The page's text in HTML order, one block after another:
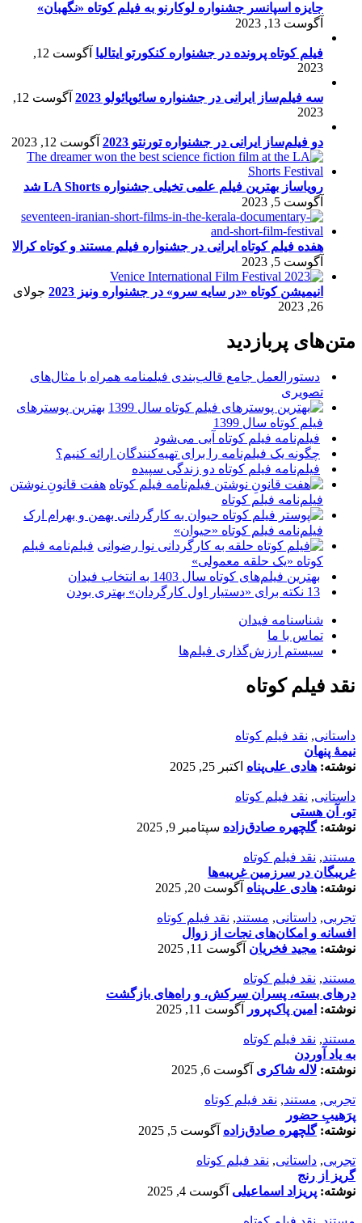
جایزه اسپانسر جشنواره لوکارنو به فیلم کوتاه «نگهبان»
آگوست 13, 2023
فیلم کوتاه پرونده در جشنواره کنکورتو ایتالیا
آگوست 12,
2023
سه فیلم‌ساز ایرانی در جشنواره سائوپائولو 2023
آگوست 12,
2023
دو فیلم‌ساز ایرانی در جشنواره تورنتو 2023 آگوست 12, 2023
رویاساز بهترین فیلم علمی تخیلی جشنواره LA Shorts شد
آگوست 5, 2023
هفده فیلم کوتاه ایرانی در جشنواره فیلم مستند و کوتاه کرالا
آگوست 5, 2023
انیمیشن کوتاه «در سایه سرو» در جشنواره ونیز 2023
جولای
26, 2023
متن‌های پربازدید
دستورالعمل جامع قالب‌بندی فیلمنامه همراه با مثال‌های
تصویری
بهترین پوسترهای
فیلم کوتاه سال 1399
فیلم‌نامه فیلم کوتاه آبی می‌شود
چگونه یک فیلم‌نامه را برای تهیه‌کنندگان ارائه کنیم؟
فیلم‌نامه فیلم کوتاه دو زندگی سپیده
هفت قانونِ نوشتن
فیلم‌نامه فیلم کوتاه
فیلم‌نامه فیلم کوتاه «حیوان»
فیلم‌نامه فیلم
کوتاه «یک حلقه معمولی»
بهترین فیلم‌های کوتاه سال 1403 به انتخاب فیدان
13 نکته برای «دستیار اول کارگردان» بهتری بودن
شناسنامه فیدان
تماس با ما
سیستم ارزش‌گذاری فیلم‌ها
نقد فیلم کوتاه
داستانی, نقد فیلم کوتاه
نیمۀ پنهان
نوشته: هادی علی‌پناه اکتبر 25, 2025
داستانی, نقد فیلم کوتاه
تو، آن هستی
نوشته:گلچهره صادق‌زاده سپتامبر 9, 2025
مستند, نقد فیلم کوتاه
غریبگان در سرزمین غریبه‌ها
نوشته: هادی علی‌پناه آگوست 20, 2025
تجربی, داستانی, مستند, نقد فیلم کوتاه
افسانه‌ و امکان‌های نجات از زوال
نوشته: مجید فخریان آگوست 11, 2025
مستند, نقد فیلم کوتاه
درهای بسته، پسران سرکش، و راه‌های بازگشت
نوشته: امین پاک‌پرور آگوست 11, 2025
مستند, نقد فیلم کوتاه
به یاد آوردن
نوشته: لاله شاکری آگوست 6, 2025
تجربی, مستند, نقد فیلم کوتاه
پرَهیب‌ِ حضور
نوشته:گلچهره صادق‌زاده آگوست 5, 2025
تجربی, داستانی, نقد فیلم کوتاه
گریز از رنج
نوشته: پریزاد اسماعیلی آگوست 4, 2025